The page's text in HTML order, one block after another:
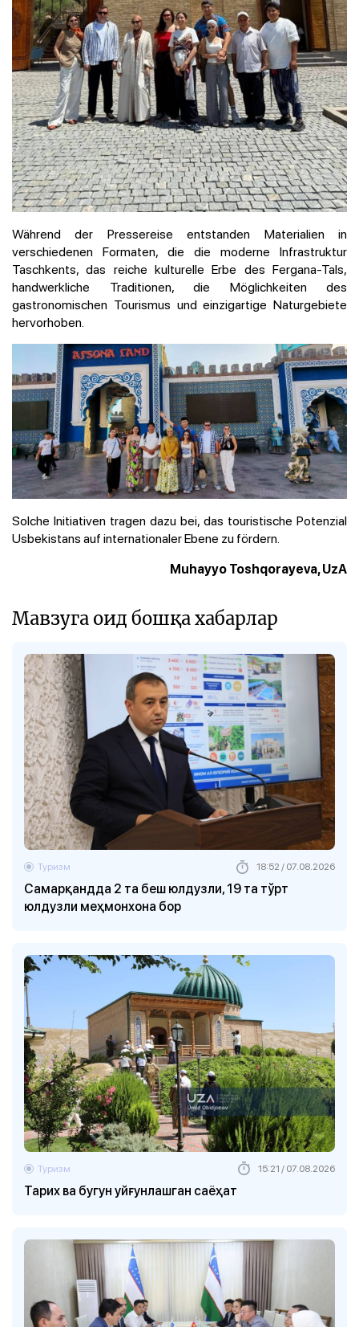
Während der Pressereise entstanden Materialien in
verschiedenen Formaten, die die moderne Infrastruktur
Taschkents, das reiche kulturelle Erbe des Fergana-Tals,
handwerkliche Traditionen, die Möglichkeiten des
gastronomischen Tourismus und einzigartige Naturgebiete
hervorhoben.
Solche Initiativen tragen dazu bei, das touristische Potenzial
Usbekistans auf internationaler Ebene zu fördern.
Muhayyo Toshqorayeva, UzA
Мавзуга оид бошқа хабарлар
Самарқандда 2 та беш юлдузли, 19 та тўрт
юлдузли меҳмонхона бор
Туризм 18:52 / 07.08.2026
Тарих ва бугун уйғунлашган саёҳат
Туризм 15:21 / 07.08.2026